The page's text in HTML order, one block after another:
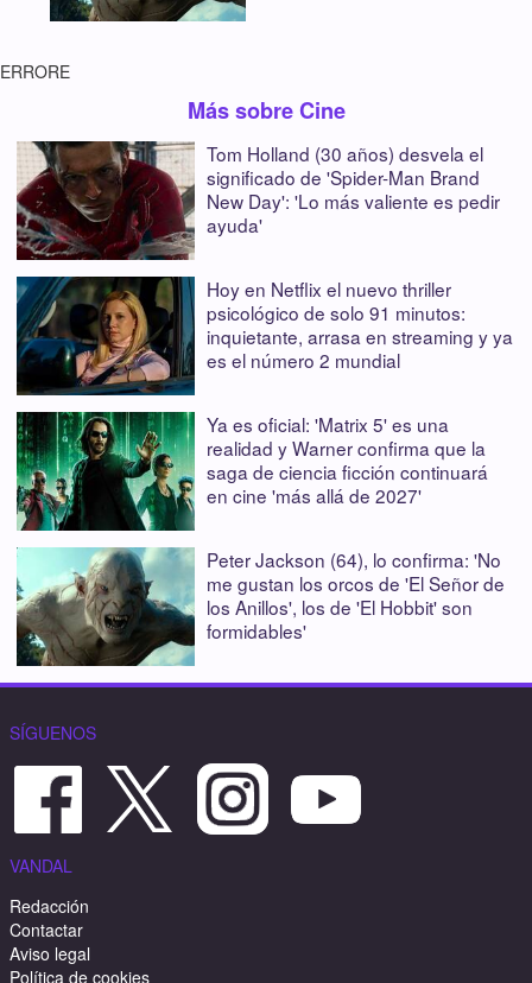
ERRORE
Más sobre Cine
Tom Holland (30 años) desvela el
significado de 'Spider-Man Brand
New Day': 'Lo más valiente es pedir
ayuda'
Hoy en Netflix el nuevo thriller
psicológico de solo 91 minutos:
inquietante, arrasa en streaming y ya
es el número 2 mundial
Ya es oficial: 'Matrix 5' es una
realidad y Warner confirma que la
saga de ciencia ficción continuará
en cine 'más allá de 2027'
Peter Jackson (64), lo confirma: 'No
me gustan los orcos de 'El Señor de
los Anillos', los de 'El Hobbit' son
formidables'
SÍGUENOS
VANDAL
Redacción
Contactar
Aviso legal
Política de cookies